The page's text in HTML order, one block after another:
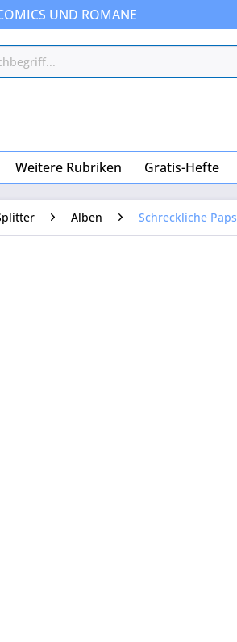
UND ROMANE
Weitere Rubriken Gratis-Hefte
Alben Schreckliche